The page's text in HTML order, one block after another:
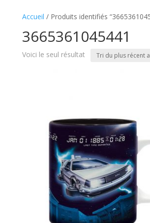
Accueil / Produits identifiés
3665361045441
Voici le seul résultat